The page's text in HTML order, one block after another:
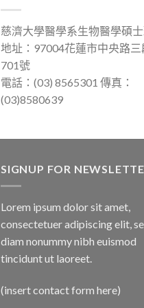
慈濟大學醫學系生物醫學碩
地址：97004花蓮市中央路三
701號
電話：(03) 8565301 傳真：
(03)8580639
SIGNUP FOR
Lorem ipsum dolor sit amet,
consectetuer adipiscing elit,
diam nonummy nibh euismod
tincidunt ut laoreet.
(insert contact form here)